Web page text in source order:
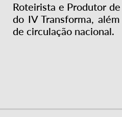
Roteirista e Produtor
do IV Transforma,
de circulação nacional.